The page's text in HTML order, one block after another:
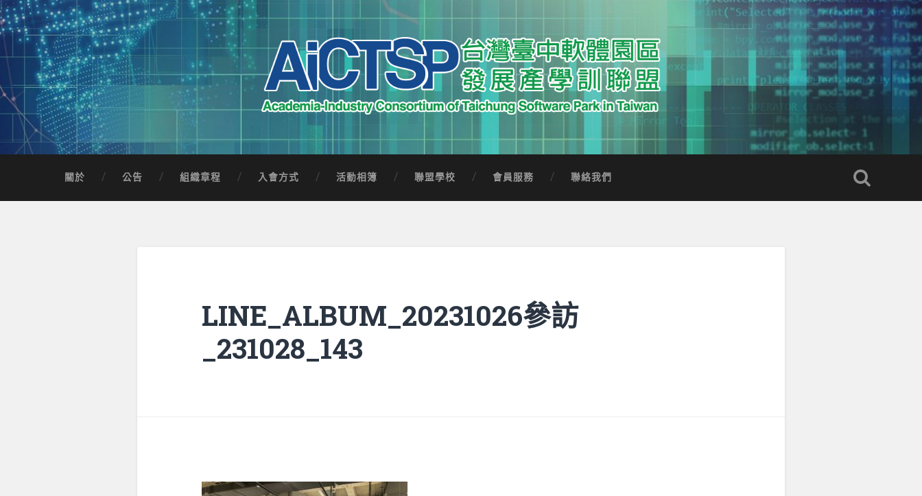
Skip
to
content
Search
AICTSP 台灣臺中軟體園區發展產學訓聯盟
Academia-Industry Consortium of Taichung Software Park in Taiwan
關於 公告 組織章程 入會方式 活動相簿 聯盟學校 會員服務 聯絡我們
LINE_ALBUM_20231026參訪
_231028_143